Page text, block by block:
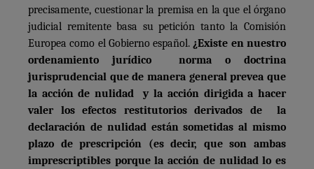
precisamente, cuestionar la premisa en la que el órgano
judicial remitente basa su petición tanto la Comisión
Europea como el Gobierno español. ¿Existe en nuestro
ordenamiento jurídico norma o doctrina
jurisprudencial que de manera general prevea que
la acción de nulidad y la acción dirigida a hacer
valer los efectos restitutorios derivados de la
declaración de nulidad están sometidas al mismo
plazo de prescripción (es decir, que son ambas
imprescriptibles porque la acción de nulidad lo es